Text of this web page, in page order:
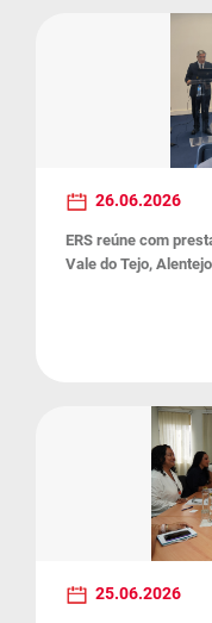
26.06.2026
ERS reúne com
Vale do Tejo,
25.06.2026